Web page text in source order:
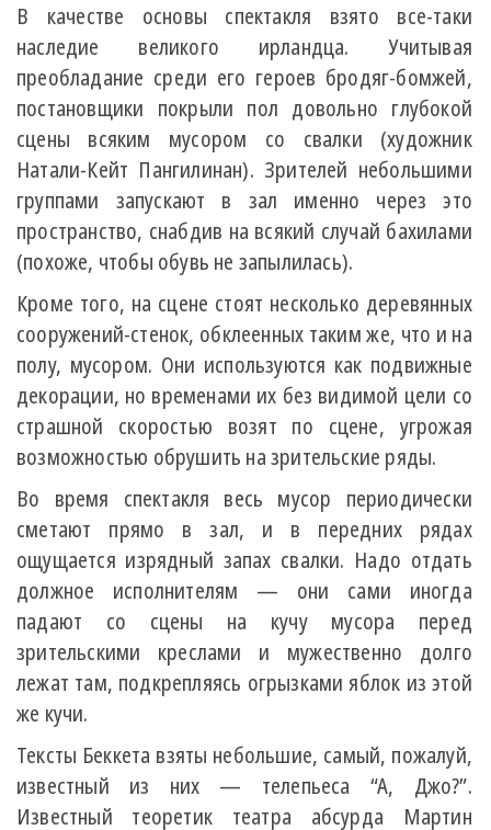
В качестве основы спектакля взято все-таки
наследие великого ирландца. Учитывая
преобладание среди его героев бродяг-бомжей,
постановщики покрыли пол довольно глубокой
сцены всяким мусором со свалки (художник
Натали-Кейт Пангилинан). Зрителей небольшими
группами запускают в зал именно через это
пространство, снабдив на всякий случай бахилами
(похоже, чтобы обувь не запылилась).
Кроме того, на сцене стоят несколько деревянных
сооружений-стенок, обклеенных таким же, что и на
полу, мусором. Они используются как подвижные
декорации, но временами их без видимой цели со
страшной скоростью возят по сцене, угрожая
возможностью обрушить на зрительские ряды.
Во время спектакля весь мусор периодически
сметают прямо в зал, и в передних рядах
ощущается изрядный запах свалки. Надо отдать
должное исполнителям — они сами иногда
падают со сцены на кучу мусора перед
зрительскими креслами и мужественно долго
лежат там, подкрепляясь огрызками яблок из этой
же кучи.
Тексты Беккета взяты небольшие, самый, пожалуй,
известный из них — телепьеса “А, Джо?”.
Известный теоретик театра абсурда Мартин